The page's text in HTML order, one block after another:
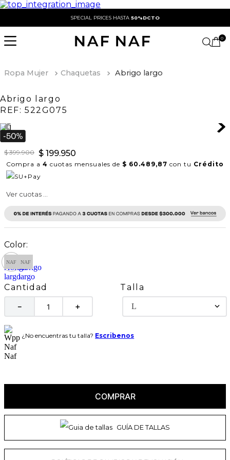
SPECIAL PRICES HASTA 50%DCTO
0
Ropa Mujer Chaquetas Abrigo largo
Abrigo largo
REF: 522G075
$ 399.900 $ 199.950
Compra a 4 cuotas mensuales de $ 60.489,87 con tu Crédito
Ver cuotas ...
Cantidad
＋
－
Talla
L
¿No encuentras tu talla? Escribenos
COMPRAR
GUÍA DE TALLAS